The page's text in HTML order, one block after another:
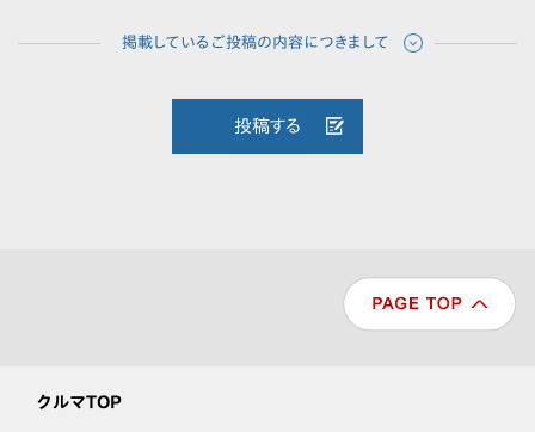
投稿する
クルマTOP